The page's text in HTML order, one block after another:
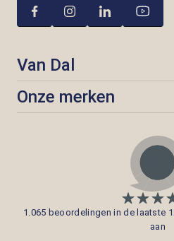
Van Dal
Onze merken
1.065 beoordelingen in de laatste
aan